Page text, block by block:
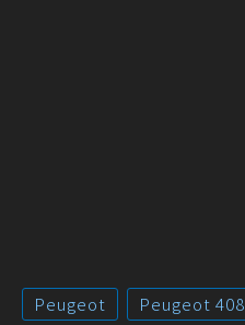
Peugeot Peugeot 408